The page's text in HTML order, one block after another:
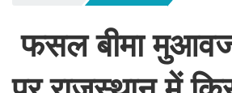
फसल बीमा